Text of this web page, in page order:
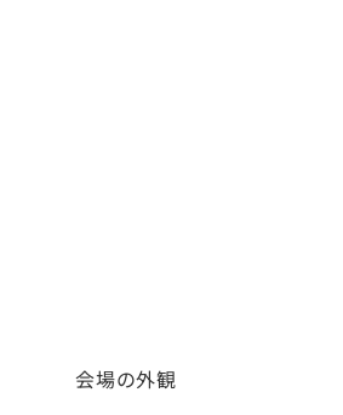
会場の外観